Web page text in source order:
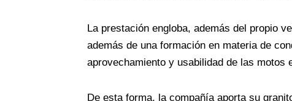
La prestación engloba, además del propio
además de una formación en materia de
aprovechamiento y usabilidad de las motos
De esta forma, la compañía aporta su